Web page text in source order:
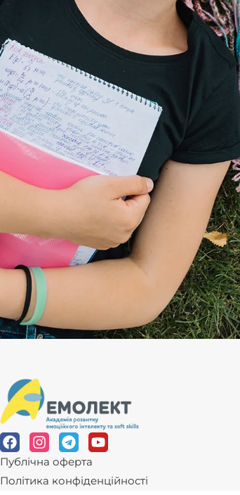
Публічна оферта
Політика конфіденційності